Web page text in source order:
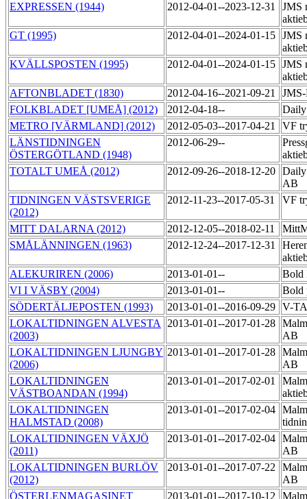
EXPRESSEN (1944) 2012-04-01--2023-12-31
JMS
GT (1995)
2012-04-01--2024-01-15 JMS
KVÄLLSPOSTEN (1995)
2012-04-01--2024-01-15 JMS
AFTONBLADET (1830)
2012-04-16--2021-09-21
FOLKBLADET [UMEÅ] (2012)
2012-04-18--
METRO [VÄRMLAND] (2012)
2012-05-03--2017-04-21
VF
LÄNSTIDNINGEN
ÖSTERGÖTLAND (1948)
2012-06-29--
TOTALT UMEÅ (2012)
2012-09-26--2018-12-20
AB
TIDNINGEN VÄSTSVERIGE
(2012)
2012-11-23--2017-05-31 VF
MITT DALARNA (2012) 2012-12-05--2018-02-11
SMÅLÄNNINGEN (1963)
2012-12-24--2017-12-31
ALEKURIREN (2006)
2013-01-01--
Bold
VI I VÄSBY (2004)
2013-01-01--
Bold
SÖDERTÄLJEPOSTEN (1993)
2013-01-01--2016-09-29 V-
LOKALTIDNINGEN ALVESTA
(2003)
2013-01-01--2017-01-28
AB
LOKALTIDNINGEN LJUNGBY
(2006)
2013-01-01--2017-01-28
AB
LOKALTIDNINGEN
VÄSTBOANDAN (1994)
2013-01-01--2017-02-01
LOKALTIDNINGEN
HALMSTAD (2008)
2013-01-01--2017-02-04
LOKALTIDNINGEN VÄXJÖ
(2011)
2013-01-01--2017-02-04
AB
LOKALTIDNINGEN BURLÖV
(2012)
2013-01-01--2017-07-22
AB
ÖSTERLENMAGASINET
2013-01-01--2017-10-12